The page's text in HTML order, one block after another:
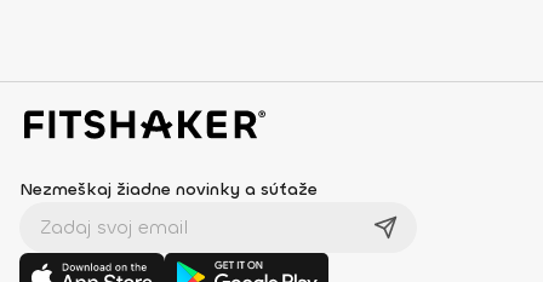
Nezmeškaj žiadne novinky a súťaže